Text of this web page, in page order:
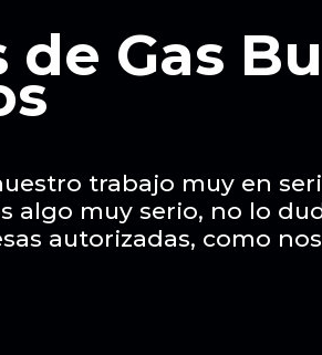
de Gas
trabajo muy en
algo muy serio, no lo
autorizadas, como